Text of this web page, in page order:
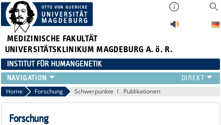
MEDIZINISCHE FAKULTÄT
UNIVERSITÄTSKLINIKUM MAGDEBURG A. ö. R.
INSTITUT FÜR HUMANGENETIK
INSTITUT
PATIENTENVERSORGUNG
QUALITÄTSMANAGEMENT
Home Forschung Schwerpunkte Publikationen
Forschung